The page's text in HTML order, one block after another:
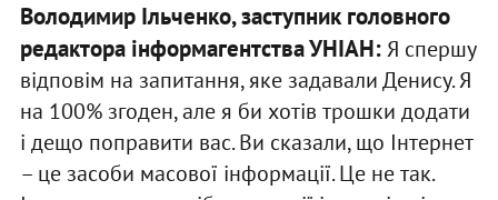
Володимир Ільченко, заступник головного
редактора інформагентства УНІАН:Я спершу
відповім на запитання, яке задавали Денису. Я
на 100% згоден, але я би хотів трошки додати
і дещо поправити вас. Ви сказали, що Інтернет
– це засоби масової інформації. Це не так.